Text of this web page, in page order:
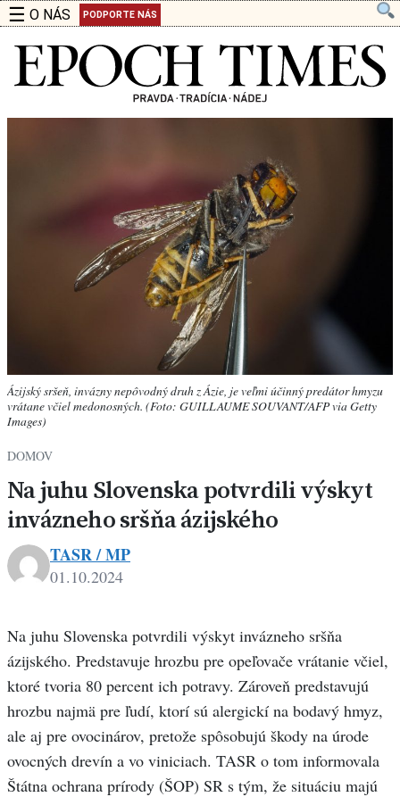
☰ O NÁS PODPORTE NÁS
Ázijský sršeň, invázny nepôvodný druh z Ázie, je veľmi účinný predátor hmyzu
vrátane včiel medonosných. (Foto: GUILLAUME SOUVANT/AFP via Getty
Images)
DOMOV
Na juhu Slovenska potvrdili výskyt
invázneho sršňa ázijského
TASR / MP
01.10.2024
Na juhu Slovenska potvrdili výskyt invázneho sršňa
ázijského. Predstavuje hrozbu pre opeľovače vrátanie včiel,
ktoré tvoria 80 percent ich potravy. Zároveň predstavujú
hrozbu najmä pre ľudí, ktorí sú alergickí na bodavý hmyz,
ale aj pre ovocinárov, pretože spôsobujú škody na úrode
ovocných drevín a vo viniciach. TASR o tom informovala
Štátna ochrana prírody (ŠOP) SR s tým, že situáciu majú